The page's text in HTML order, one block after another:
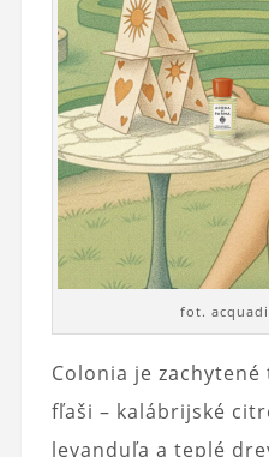
fot.
Colonia je
fľaši – kalábrijské
levanduľa a teplé